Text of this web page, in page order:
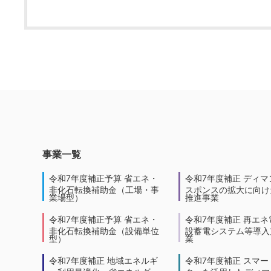
事業一覧
令和7年度補正予算 省エネ・
非化石転換補助金（工場・事
業場型）
令和7年度補正予算 省エネ・
非化石転換補助金（設備単位
型）
令和7年度補正 地域エネルギ
令和7年度補正 ディマ
スポンスの拡大に向
推進事業
令和7年度補正 再エネ
設蓄電システム等導
業
令和7年度補正 スマー